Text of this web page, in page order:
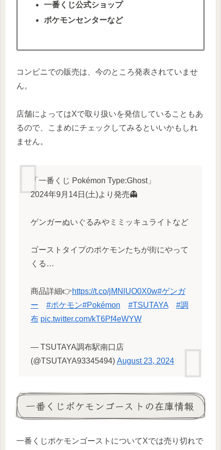
一番くじ公式ショップ
ポケモンセンターなど
コンビニでの販売は、今のところ発表されていませ
ん。
店舗によってはXで取り扱いを発信していることもあ
るので、こまめにチェックしてみるといいかもしれ
ません。
「一番くじ Pokémon Type:Ghost」
2024年9月14日(土)より発売👻
ゲンガーぬいぐるみやミミッキュライトなど
ゴーストタイプのポケモンたちが街にやって
くる…
商品詳細👉https://t.co/jMNlUO0X0w#ゲンガ
ー
#ポケモン#Pokémon #TSUTAYA
#調
布 pic.twitter.com/kT6Pf4eWYW
— TSUTAYA調布駅南口店
(@TSUTAYA93345494) August 23, 2024
一番くじポケモンゴーストの在庫情報
一番くじポケモンゴーストについてXでは売り切れで